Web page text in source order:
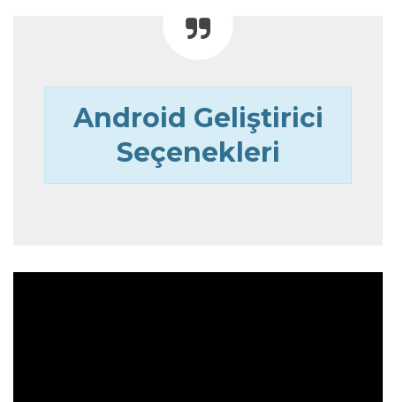
Android Geliştirici
Seçenekleri